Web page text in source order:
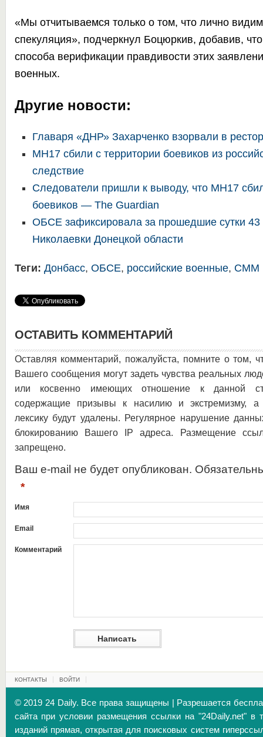
«Мы отчитываемся только о том, что лично
спекуляция», подчеркнул Боцюркив, добавив,
способа верификации правдивости этих
военных.
Другие новости:
Главаря «ДНР» Захарченко взорвали в
MH17 сбили с территории боевиков из
следствие
Следователи пришли к выводу, что MH17
боевиков — The Guardian
ОБСЕ зафиксировала за прошедшие сутки 43
Николаевки Донецкой области
Теги: Донбасс, ОБСЕ, российские военные, СММ
ОСТАВИТЬ КОММЕНТАРИЙ
Оставляя комментарий, пожалуйста, помните о том,
Вашего сообщения могут задеть чувства реальных
или косвенно имеющих отношение к данной
содержащие призывы к насилию и экстремизму, а
лексику будут удалены. Регулярное нарушение
блокированию Вашего IP адреса. Размещение
запрещено.
Ваш e-mail не будет опубликован.
*
Имя
Email
Комментарий
КОНТАКТЫ ВОЙТИ
© 2019 24 Daily. Все права защищены | Разрешается
сайта при условии размещения ссылки на "24Daily.net" в
изданий прямая, открытая для поисковых систем